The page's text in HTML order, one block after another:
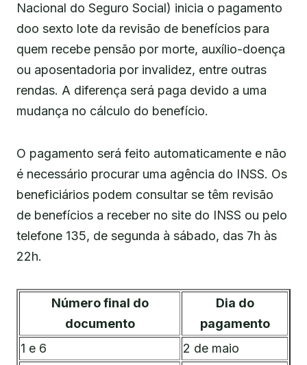
Nacional do Seguro Social) inicia o pagamento
doo sexto lote da revisão de benefícios para
quem recebe pensão por morte, auxílio-doença
ou aposentadoria por invalidez, entre outras
rendas. A diferença será paga devido a uma
mudança no cálculo do benefício.
O pagamento será feito automaticamente e não
é necessário procurar uma agência do INSS. Os
beneficiários podem consultar se têm revisão
de benefícios a receber no site do INSS ou pelo
telefone 135, de segunda à sábado, das 7h às
22h.
Número final do
documento
Dia do
pagamento
1 e 6
2 de maio